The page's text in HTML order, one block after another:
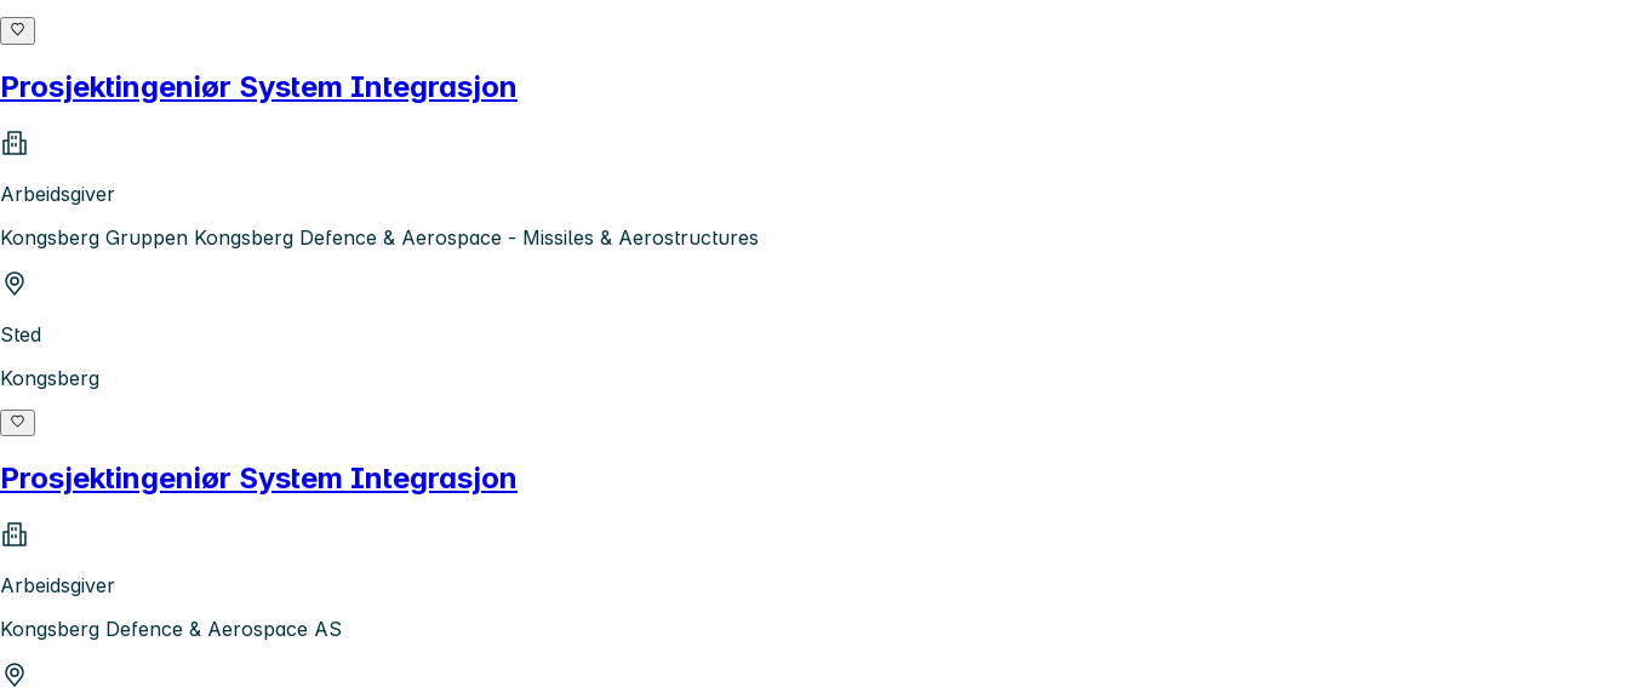
Prosjektingeniør System Integrasjon
Arbeidsgiver
Kongsberg Gruppen Kongsberg Defence & Aerospace - Missiles & Aerostructures
Sted
Kongsberg
Prosjektingeniør System Integrasjon
Arbeidsgiver
Kongsberg Defence & Aerospace AS